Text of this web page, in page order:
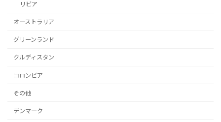
リビア
オーストラリア
グリーンランド
クルディスタン
コロンビア
その他
デンマーク